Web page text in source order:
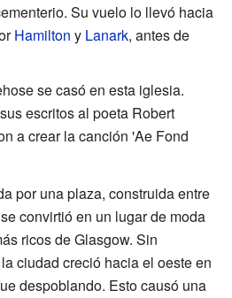
Su vuelo lo llevó hacia
Hamilton y Lanark, antes de
se casó en esta iglesia.
escritos al poeta Robert
a crear la canción 'Ae Fond
por una plaza, construida entre
convirtió en un lugar de moda
ricos de Glasgow. Sin
ciudad creció hacia el oeste en
despoblando. Esto causó una